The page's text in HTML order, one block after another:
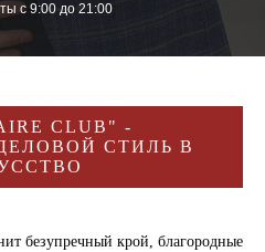
с 9:00 до 21:00
CLUB" -
СТИЛЬ В
безупречный крой, благородные